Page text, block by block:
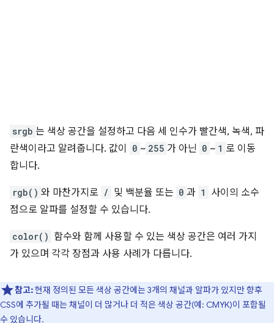
srgb 는 색상 공간을 설정하고 다음 세 인수가 빨간색, 녹색, 파
란색이라고 알려줍니다. 값이
0 ~ 255 가 아닌 0 ~ 1 로 이동
합니다.
rgb() 와 마찬가지로 / 및 백분율 또는 0 과 1
사이의 소수
점으로 알파를 설정할 수 있습니다.
color() 함수와 함께 사용할 수 있는 색상 공간은 여러 가지
가 있으며 각각 장점과 사용 사례가 다릅니다.
참고:현재 정의된 모든 색상 공간에는 3개의 채널과 알파가 있지만 향후
CSS에 추가될 때는 채널이 더 많거나 더 적은 색상 공간(예: CMYK)이 포함될
수 있습니다.